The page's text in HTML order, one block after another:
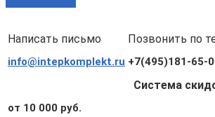
Написать письмо Позвонить по
info@intepkomplekt.ru +7(495)181-65-
Система
от 10 000 руб.